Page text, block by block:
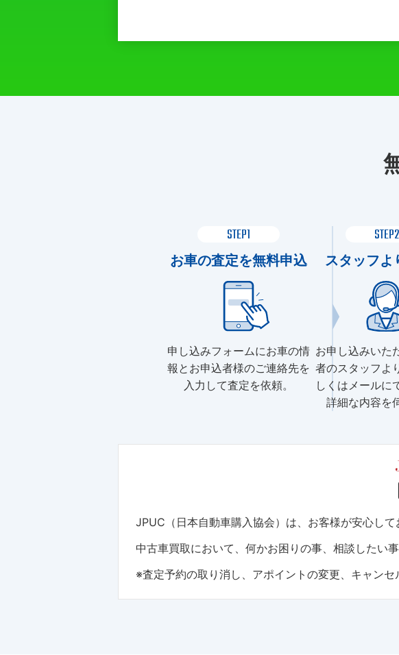
STEP1
お車の査定を無料申込
申し込みフォームにお車の情
報とお申込者様のご連絡先を
入力して査定を依頼。
STEP2
スタッフよ
お申し込みいた
者のスタッフよ
しくはメールに
詳細な内容を
JPUC（日本自動車購入協会）は、お客様が安心し
中古車買取において、何かお困りの事、相談したい
※査定予約の取り消し、アポイントの変更、キャン